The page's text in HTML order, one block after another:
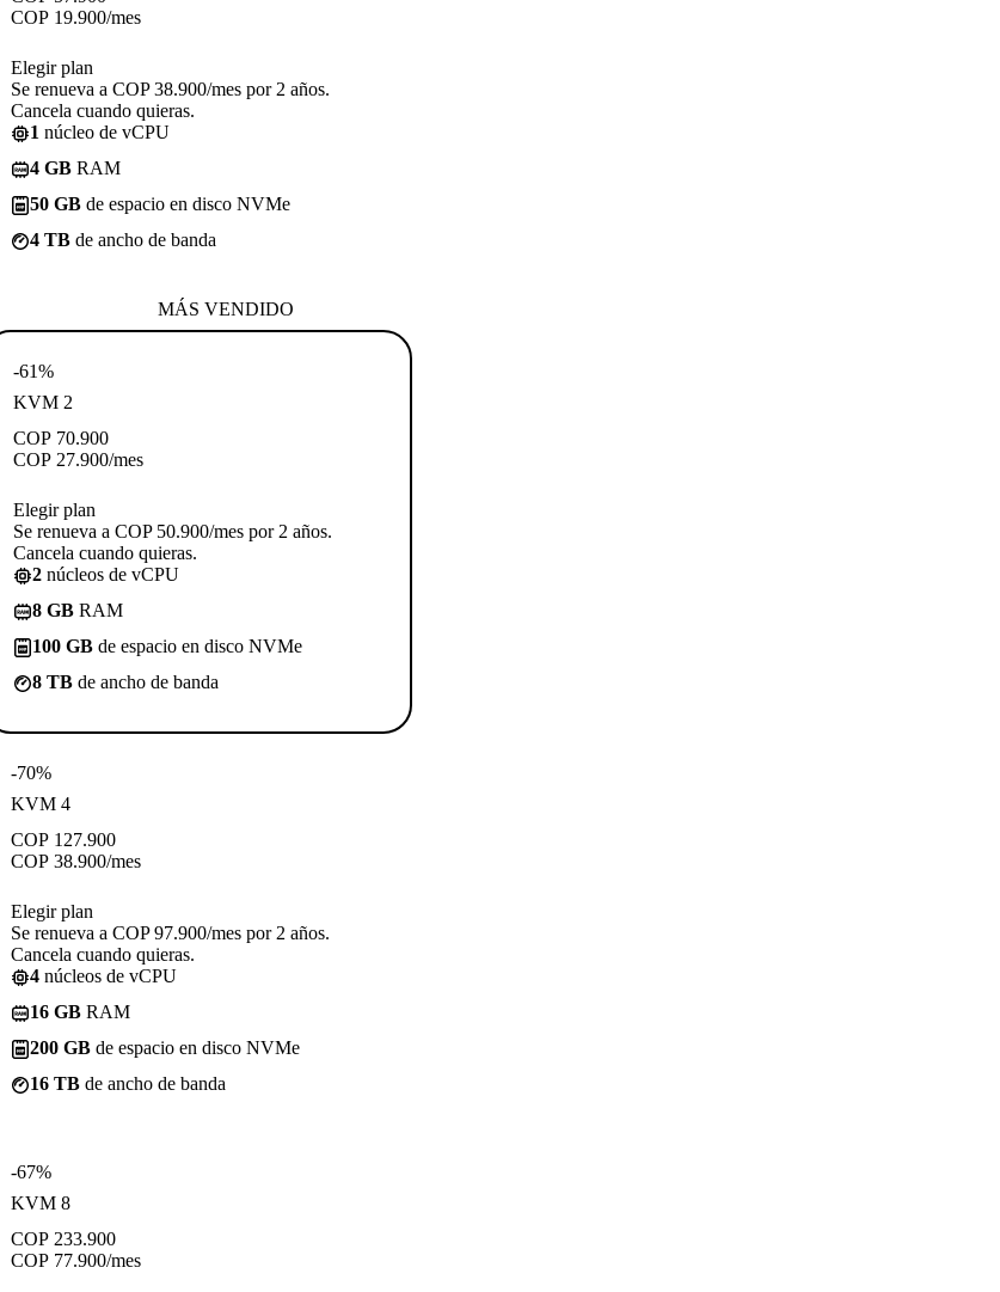
COP 19.900/mes
Elegir plan
Se renueva a COP 38.900/mes por 2 años.
Cancela cuando quieras.
1 núcleo de vCPU
4 GB RAM
50 GB de espacio en disco NVMe
4 TB de ancho de banda
MÁS VENDIDO
-61%
KVM 2
COP 70.900
COP 27.900/mes
Elegir plan
Se renueva a COP 50.900/mes por 2 años.
Cancela cuando quieras.
2 núcleos de vCPU
8 GB RAM
100 GB de espacio en disco NVMe
8 TB de ancho de banda
-70%
KVM 4
COP 127.900
COP 38.900/mes
Elegir plan
Se renueva a COP 97.900/mes por 2 años.
Cancela cuando quieras.
4 núcleos de vCPU
16 GB RAM
200 GB de espacio en disco NVMe
16 TB de ancho de banda
-67%
KVM 8
COP 233.900
COP 77.900/mes